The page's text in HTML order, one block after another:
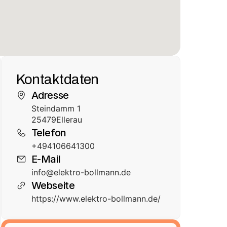
Kontaktdaten
Adresse
Steindamm 1
25479Ellerau
Telefon
+494106641300
E-Mail
info@elektro-bollmann.de
Webseite
https://www.elektro-bollmann.de/